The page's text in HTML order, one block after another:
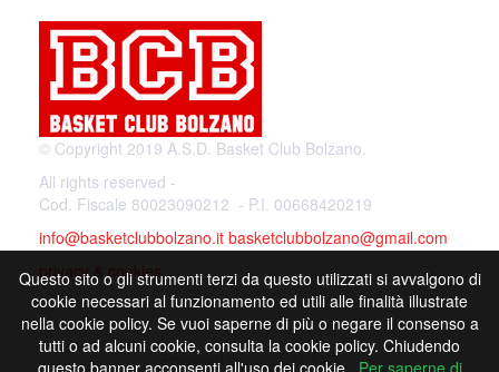
© Copyright 2019 A.S.D. Basket Club Bolzano.
All rights reserved -
Cod. Fiscale 80023090212 - P.I. 00668420219
info@basketclubbolzano.it basketclubbolzano@gmail.com
privacy & cookies
Powered by
Questo sito o gli strumenti terzi da questo utilizzati si avvalgono di
cookie necessari al funzionamento ed utili alle finalità illustrate
nella cookie policy. Se vuoi saperne di più o negare il consenso a
tutti o ad alcuni cookie, consulta la cookie policy. Chiudendo
questo banner acconsenti all'uso dei cookie.
Per saperne di